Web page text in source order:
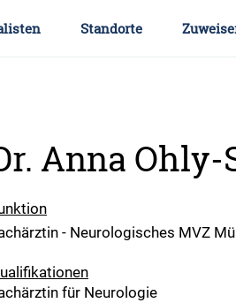
Standorte
Anna Ohly-
- Neurologisches MVZ
für Neurologie